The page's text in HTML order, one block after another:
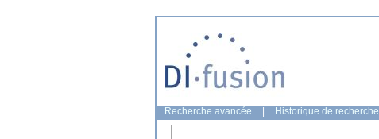
Recherche avancée Historique de recherche